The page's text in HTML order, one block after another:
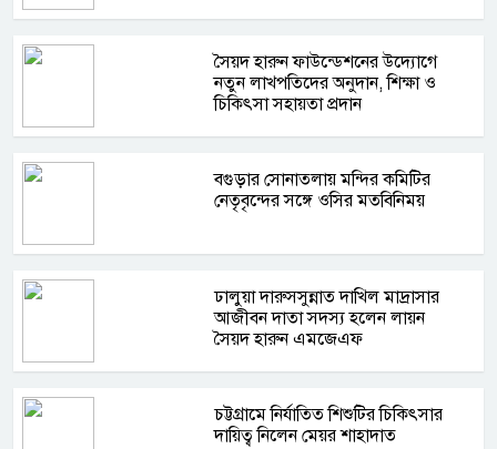
সৈয়দ হারুন ফাউন্ডেশনের উদ্যোগে
নতুন লাখপতিদের অনুদান, শিক্ষা ও
চিকিৎসা সহায়তা প্রদান
বগুড়ার সোনাতলায় মন্দির কমিটির
নেতৃবৃন্দের সঙ্গে ওসির মতবিনিময়
ঢালুয়া দারুসসুন্নাত দাখিল মাদ্রাসার
আজীবন দাতা সদস্য হলেন লায়ন
সৈয়দ হারুন এমজেএফ
চট্টগ্রামে নির্যাতিত শিশুটির চিকিৎসার
দায়িত্ব নিলেন মেয়র শাহাদাত